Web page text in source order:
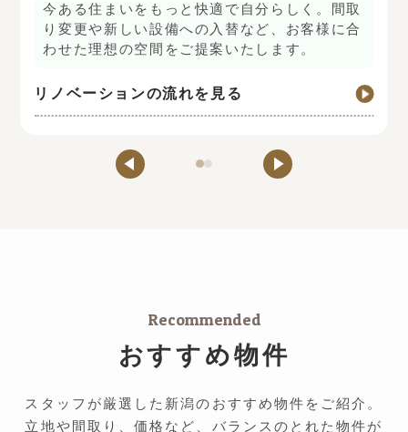
今ある住まいをもっと快適で自分らしく。間取
り変更や新しい設備への入替など、お客様に合
わせた理想の空間をご提案いたします。
リノベーションの流れを見る
Recommended
おすすめ物件
スタッフが厳選した新潟のおすすめ物件をご紹介。
立地や間取り、価格など、バランスのとれた物件が